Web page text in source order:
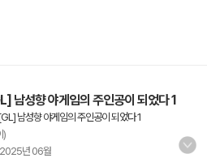
남성향 야게임의 주인공이 되었다 1
남성향 야게임의 주인공이 되었다 1
)
2025년 06월